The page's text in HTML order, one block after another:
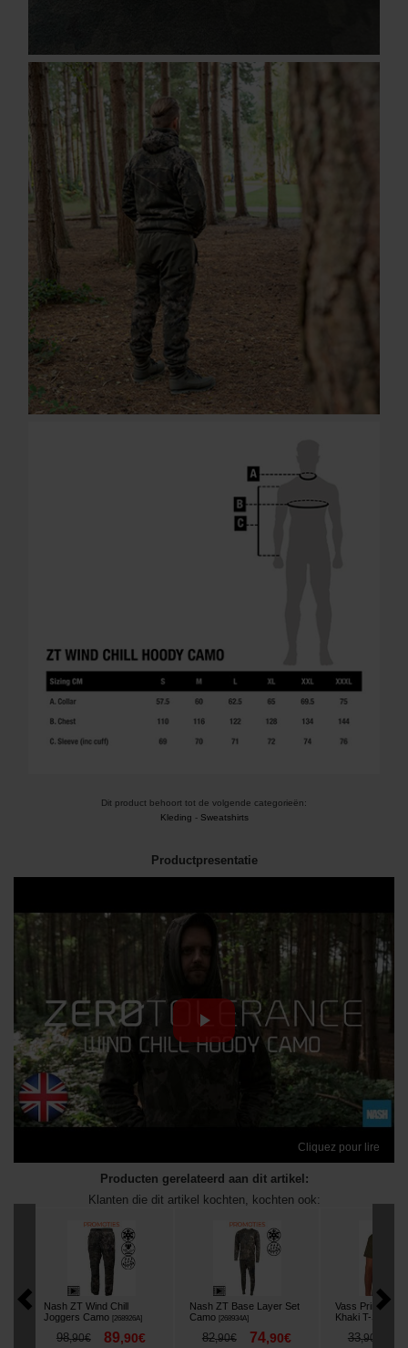
Dit product behoort tot de volgende categorieën:
Kleding - Sweatshirts
Productpresentatie
Cliquez pour lire
Producten gerelateerd aan dit artikel:
Klanten die dit artikel kochten, kochten ook:
Nash ZT Wind Chill
Joggers Camo [268926A]
98,90€ 89,90€
Nash ZT Base Layer Set
Camo [268934A]
82,90€ 74,90€
Vass Printed
Khaki T-Shirt
33,90